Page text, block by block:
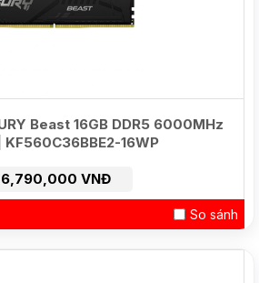
Beast 16GB DDR5 6000MHz
16WP
6,790,000 VNĐ
So sánh